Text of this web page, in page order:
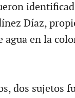
Díaz,
agua en la
dos sujetos